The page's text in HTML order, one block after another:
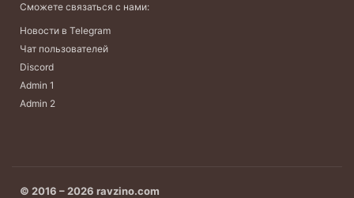
Сможете связаться с нами:
Новости в Telegram
Чат пользователей
Discord
Admin 1
Admin 2
© 2016 – 2026 ravzino.com